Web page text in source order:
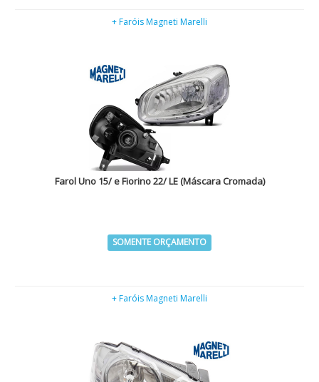
+ Faróis Magneti Marelli
Farol Uno 15/ e Fiorino 22/ LE (Máscara Cromada)
SOMENTE ORÇAMENTO
+ Faróis Magneti Marelli